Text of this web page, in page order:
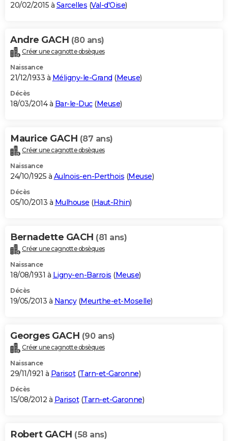
20/02/2015 à Sarcelles (Val-d'Oise)
Andre GACH (80 ans)
Créer une cagnotte obsèques
Naissance
21/12/1933 à Méligny-le-Grand (Meuse)
Décès
18/03/2014 à Bar-le-Duc(Meuse)
Maurice GACH (87 ans)
Créer une cagnotte obsèques
Naissance
24/10/1925 à Aulnois-en-Perthois (Meuse)
Décès
05/10/2013 à Mulhouse (Haut-Rhin)
Bernadette GACH (81 ans)
Créer une cagnotte obsèques
Naissance
18/08/1931 à Ligny-en-Barrois (Meuse)
Décès
19/05/2013 à Nancy(Meurthe-et-Moselle)
Georges GACH (90 ans)
Créer une cagnotte obsèques
Naissance
29/11/1921 à Parisot(Tarn-et-Garonne)
Décès
15/08/2012 à Parisot(Tarn-et-Garonne)
Robert GACH (58 ans)